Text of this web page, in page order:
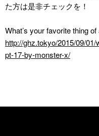
た方は是非チェックを！
What’s your favorite thing
http://ghz.tokyo/2015/09/
pt-17-by-monster-x/